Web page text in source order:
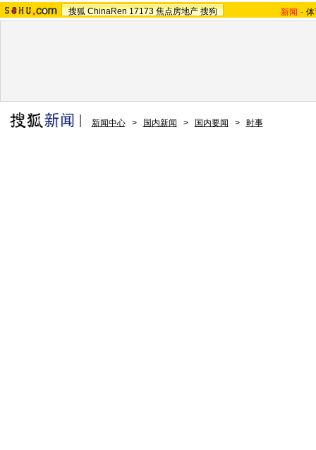
搜狐 ChinaRen 17173 焦点房地产 搜狗 新闻 -
新闻中心 > 国内新闻 > 国内要闻 > 时事